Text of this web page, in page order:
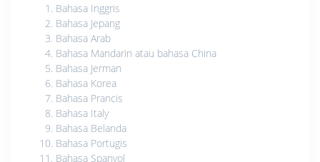
Bahasa Inggris
Bahasa Jepang
Bahasa Arab
Bahasa Mandarin atau bahasa China
Bahasa Jerman
Bahasa Korea
Bahasa Prancis
Bahasa Italy
Bahasa Belanda
Bahasa Portugis
Bahasa Spanyol